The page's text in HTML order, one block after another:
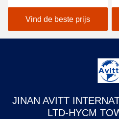
Building
Constructieapparatuur
Vind de beste prijs
JINAN AVITT
LTD-HYCM